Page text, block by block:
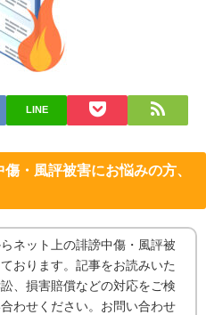
LINE
・風評被害にお悩みの方、
ネット上の誹謗中傷・風評被
おります。記事をお読みいた
、損害賠償などの対応をご検
わせください。お問い合わせ